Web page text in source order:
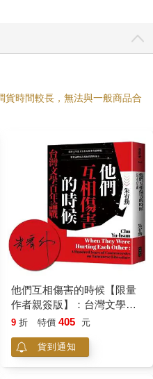
年「三一八運動」所寫的回憶
希望你帶著懷疑的眼光去檢
？為什麼我要講三二三那天
對症下藥的操作模式。
時間較長，無法與一般商品合
他們互相傷害的時候【限量
作者親簽版】：台灣文學百
年論戰
9 折 特價 405 元
貨到通知